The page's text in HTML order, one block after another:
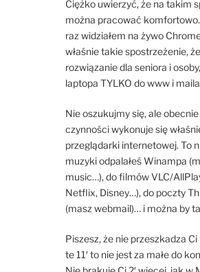
Ciężko uwierzyć, że na takim
można pracować
raz widziałem na żywo
właśnie takie spostrzeżenie,
rozwiązanie dla seniora i
laptopa TYLKO do www i
Nie oszukujmy się, ale
czynności wykonuje się
przeglądarki internetowej. To
muzyki odpalałeś Winampa
music…), do filmów VLC/
Netflix, Disney…), do poczty
(masz webmail)… i można by
Piszesz, że nie przeszkadza
te 11′ to nie jest za małe do